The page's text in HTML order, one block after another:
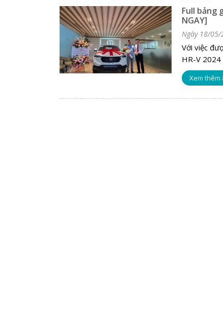
Full bảng
NGAY]
Ngày 18/05/
Với việc
HR-V
Xem thêm